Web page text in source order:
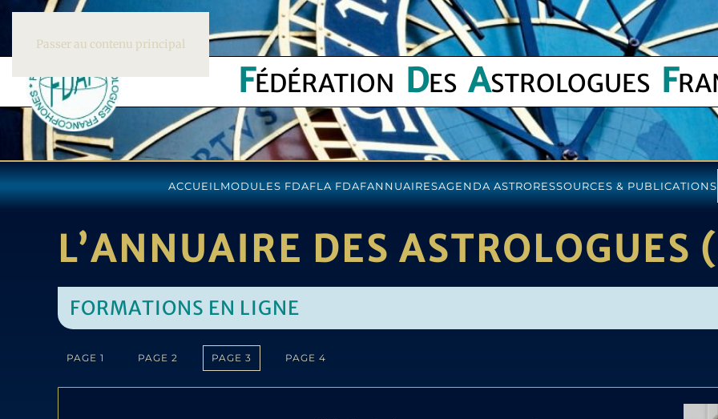
Passer au contenu principal
FÉDÉRATION DES ASTROLOGUES F
ACCUEIL MODULES FDAFLA FDAFANNUAIRESAGENDA ASTRORESSOURCES & PUBLICATIONS
L’ANNUAIRE DES ASTROLOGUES
FORMATIONS EN LIGNE
PAGE 1 PAGE 2 PAGE 3 PAGE 4